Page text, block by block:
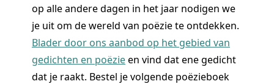
op alle andere dagen in het jaar nodigen we
je uit om de wereld van poëzie te ontdekken.
Blader door ons aanbod op het gebied van
gedichten en poëzieen vind dat ene gedicht
dat je raakt. Bestel je volgende poëzieboek